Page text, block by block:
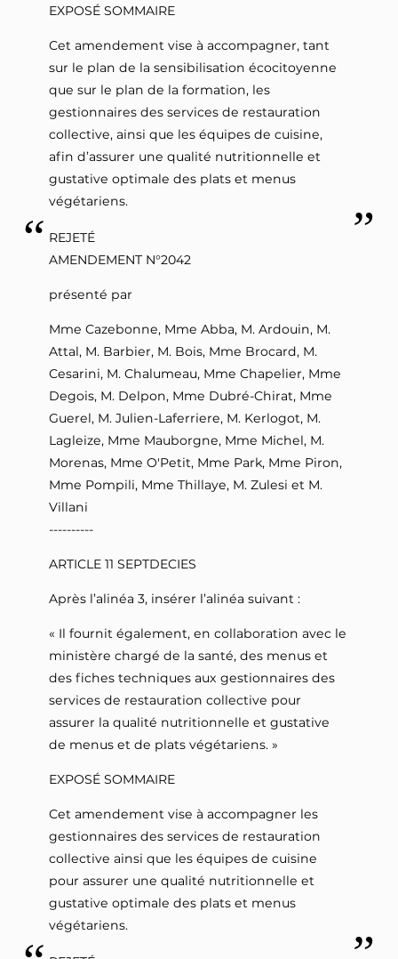
EXPOSÉ SOMMAIRE
Cet amendement vise à accompagner, tant
sur le plan de la sensibilisation écocitoyenne
que sur le plan de la formation, les
gestionnaires des services de restauration
collective, ainsi que les équipes de cuisine,
afin d’assurer une qualité nutritionnelle et
gustative optimale des plats et menus
végétariens.
REJETÉ
AMENDEMENT N°2042
présenté par
Mme Cazebonne, Mme Abba, M. Ardouin, M.
Attal, M. Barbier, M. Bois, Mme Brocard, M.
Cesarini, M. Chalumeau, Mme Chapelier, Mme
Degois, M. Delpon, Mme Dubré-Chirat, Mme
Guerel, M. Julien-Laferriere, M. Kerlogot, M.
Lagleize, Mme Mauborgne, Mme Michel, M.
Morenas, Mme O'Petit, Mme Park, Mme Piron,
Mme Pompili, Mme Thillaye, M. Zulesi et M.
Villani
----------
ARTICLE 11 SEPTDECIES
Après l’alinéa 3, insérer l’alinéa suivant :
« Il fournit également, en collaboration avec le
ministère chargé de la santé, des menus et
des fiches techniques aux gestionnaires des
services de restauration collective pour
assurer la qualité nutritionnelle et gustative
de menus et de plats végétariens. »
EXPOSÉ SOMMAIRE
Cet amendement vise à accompagner les
gestionnaires des services de restauration
collective ainsi que les équipes de cuisine
pour assurer une qualité nutritionnelle et
gustative optimale des plats et menus
végétariens.